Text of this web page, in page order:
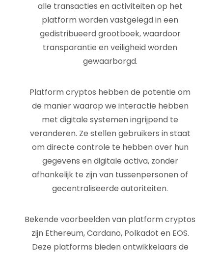
alle transacties en activiteiten op het
platform worden vastgelegd in een
gedistribueerd grootboek, waardoor
transparantie en veiligheid worden
gewaarborgd.
Platform cryptos hebben de potentie om
de manier waarop we interactie hebben
met digitale systemen ingrijpend te
veranderen. Ze stellen gebruikers in staat
om directe controle te hebben over hun
gegevens en digitale activa, zonder
afhankelijk te zijn van tussenpersonen of
gecentraliseerde autoriteiten.
Bekende voorbeelden van platform cryptos
zijn Ethereum, Cardano, Polkadot en EOS.
Deze platforms bieden ontwikkelaars de